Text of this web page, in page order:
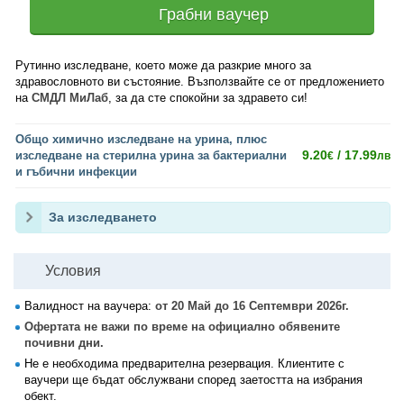
Грабни ваучер
Рутинно изследване, което може да разкрие много за
здравословното ви състояние. Възползвайте се от предложението
на СМДЛ МиЛаб, за да сте спокойни за здравето си!
Общо химично изследване на урина, плюс
изследване на стерилна урина за бактериални
и гъбични инфекции
9.20€ / 17.99лв
За изследването
Условия
Валидност на ваучера: от 20 Май до 16 Септември 2026г.
Офертата не важи по време на официално обявените
почивни дни.
Не е необходима предварителна резервация. Клиентите с
ваучери ще бъдат обслужвани според заетостта на избрания
обект.